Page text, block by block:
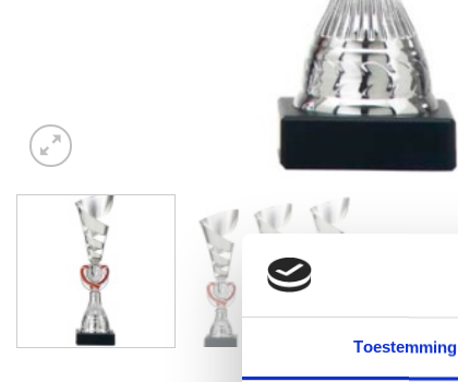
Toestemming